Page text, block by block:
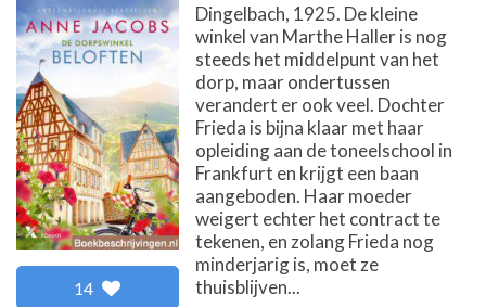
14
Dingelbach, 1925. De kleine
winkel van Marthe Haller is nog
steeds het middelpunt van het
dorp, maar ondertussen
verandert er ook veel. Dochter
Frieda is bijna klaar met haar
opleiding aan de toneelschool in
Frankfurt en krijgt een baan
aangeboden. Haar moeder
weigert echter het contract te
tekenen, en zolang Frieda nog
minderjarig is, moet ze
thuisblijven...